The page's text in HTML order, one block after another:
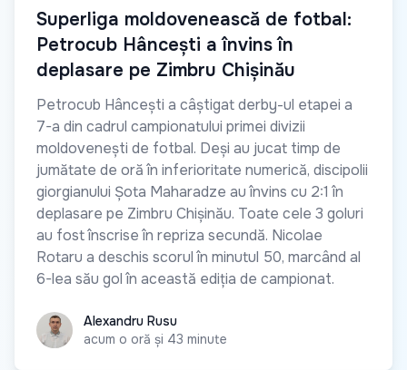
Superliga moldovenească de fotbal:
Petrocub Hâncești a învins în
deplasare pe Zimbru Chișinău
Petrocub Hâncești a câștigat derby-ul etapei a
7-a din cadrul campionatului primei divizii
moldovenești de fotbal. Deși au jucat timp de
jumătate de oră în inferioritate numerică, discipolii
giorgianului Șota Maharadze au învins cu 2:1 în
deplasare pe Zimbru Chișinău. Toate cele 3 goluri
au fost înscrise în repriza secundă. Nicolae
Rotaru a deschis scorul în minutul 50, marcând al
6-lea său gol în această ediția de campionat.
Alexandru Rusu
Alexandru Rusu
acum o oră și 43 minute